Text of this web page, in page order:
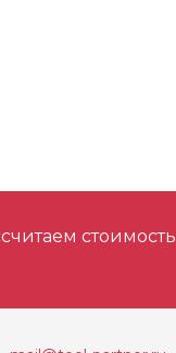
стоимость